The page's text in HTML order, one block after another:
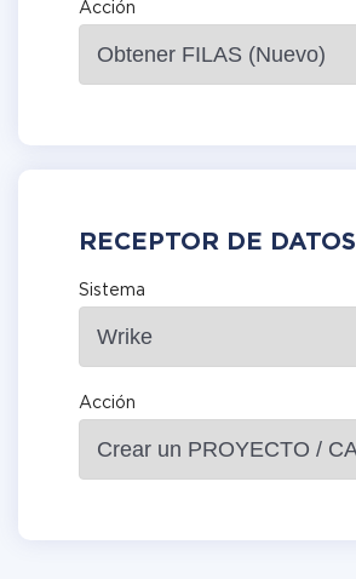
Acción
RECEPTOR DE DATOS
Sistema
Acción